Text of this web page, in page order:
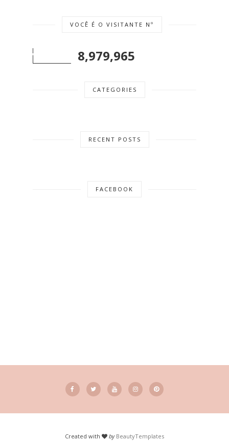
VOCÊ É O VISITANTE Nº
8,979,965
CATEGORIES
RECENT POSTS
FACEBOOK
Created with by BeautyTemplates